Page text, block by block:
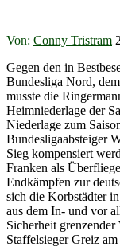
Von: Conny Tristram
Gegen den in
Bundesliga Nord,
musste die
Heimniederlage der
Niederlage zum
Bundesligaabsteiger
Sieg kompensiert
Franken als
Endkämpfen zur
sich die Korbstädter
aus dem In- und vor
Sicherheit
Staffelsieger Greiz